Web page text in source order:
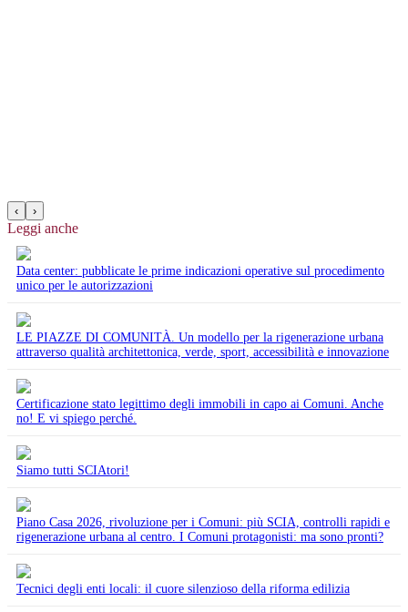
‹ ›
Leggi anche
Data center: pubblicate le prime indicazioni operative sul procedimento
unico per le autorizzazioni
LE PIAZZE DI COMUNITÀ. Un modello per la rigenerazione urbana
attraverso qualità architettonica, verde, sport, accessibilità e innovazione
Certificazione stato legittimo degli immobili in capo ai Comuni. Anche
no! E vi spiego perché.
Siamo tutti SCIAtori!
Piano Casa 2026, rivoluzione per i Comuni: più SCIA, controlli rapidi e
rigenerazione urbana al centro. I Comuni protagonisti: ma sono pronti?
Tecnici degli enti locali: il cuore silenzioso della riforma edilizia